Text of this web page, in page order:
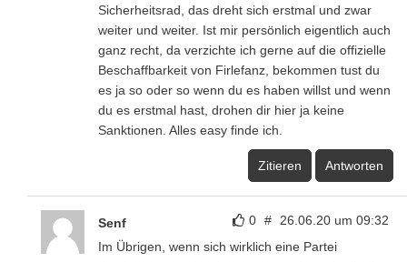
Sicherheitsrad, das dreht sich erstmal und zwar
weiter und weiter. Ist mir persönlich eigentlich auch
ganz recht, da verzichte ich gerne auf die offizielle
Beschaffbarkeit von Firlefanz, bekommen tust du
es ja so oder so wenn du es haben willst und wenn
du es erstmal hast, drohen dir hier ja keine
Sanktionen. Alles easy finde ich.
Zitieren Antworten
0 # 26.06.20 um 09:32
Senf
Im Übrigen, wenn sich wirklich eine Partei